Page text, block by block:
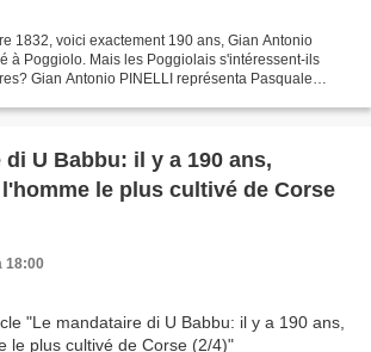
1832, voici exactement 190 ans, Gian Antonio
à Poggiolo. Mais les Poggiolais s'intéressent-ils
Gian Antonio PINELLI représenta Pasquale
di U Babbu: il y a 190 ans,
le plus cultivé de Corse
18:00